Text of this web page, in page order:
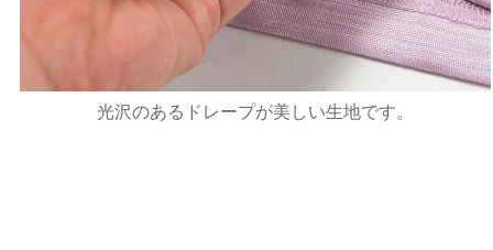
光沢のあるドレープが美しい生地です。